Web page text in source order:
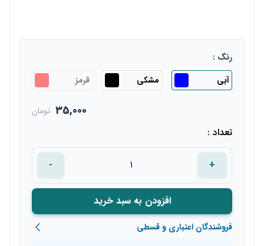
رنگ :
آبی
مشکی قرمز
35,000 تومان
تعداد :
+
-
افزودن به سبد خرید
فروشندگان اعتباری و قسطی